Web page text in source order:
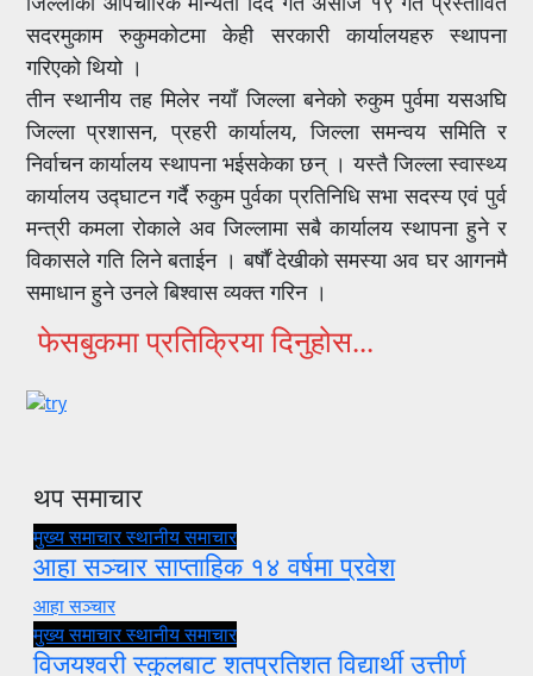
सदरमुकाम रुकुमकोटमा केही सरकारी कार्यालयहरु स्थापना
गरिएको थियो ।
तीन स्थानीय तह मिलेर नयाँ जिल्ला बनेको रुकुम पुर्वमा यसअघि
जिल्ला प्रशासन, प्रहरी कार्यालय, जिल्ला समन्वय समिति र
निर्वाचन कार्यालय स्थापना भईसकेका छन् । यस्तै जिल्ला स्वास्थ्य
कार्यालय उद्घाटन गर्दै रुकुम पुर्वका प्रतिनिधि सभा सदस्य एवं पुर्व
मन्त्री कमला रोकाले अव जिल्लामा सबै कार्यालय स्थापना हुने र
विकासले गति लिने बताईन । बर्षाैं देखीको समस्या अव घर आगनमै
समाधान हुने उनले बिश्वास व्यक्त गरिन ।
फेसबुकमा प्रतिक्रिया दिनुहोस...
थप समाचार
मुख्य समाचारस्थानीय समाचार
आहा सञ्चार साप्ताहिक १४ वर्षमा प्रवेश
आहा सञ्चार
मुख्य समाचारस्थानीय समाचार
विजयश्वरी स्कुलबाट शतप्रतिशत विद्यार्थी उत्तीर्ण